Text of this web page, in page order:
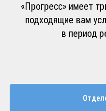
«Прогресс» имеет
подходящие вам
в период